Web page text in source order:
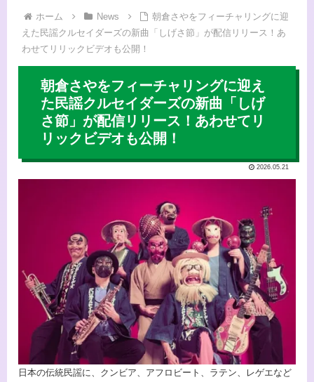
ホーム News
朝倉さやをフィーチャリングに迎
えた民謡クルセイダーズの新曲「しげさ節」が配信リリース！あ
わせてリリックビデオも公開！
朝倉さやをフィーチャリングに迎え
た民謡クルセイダーズの新曲「しげ
さ節」が配信リリース！あわせてリ
リックビデオも公開！
2026.05.21
日本の伝統民謡に、クンビア、アフロビート、ラテン、レゲエなど